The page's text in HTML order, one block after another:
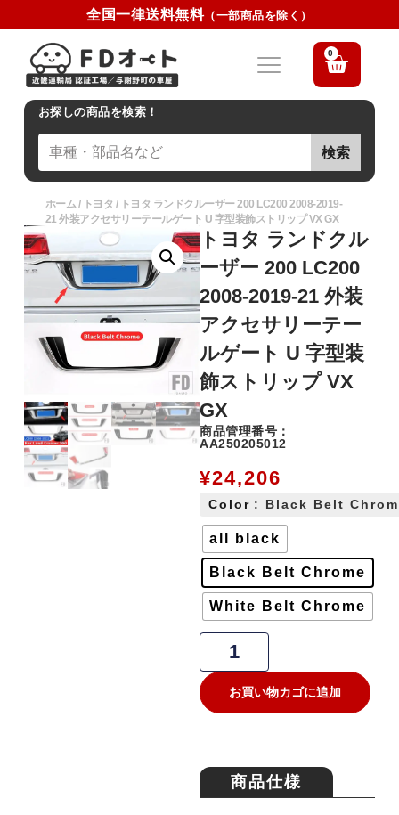
全国一律送料無料（一部商品を除く）
0
お探しの商品を検索！
検索
ホーム / トヨタ / トヨタ ランドクルーザー 200 LC200 2008-2019-
21 外装アクセサリーテールゲート U 字型装飾ストリップ VX GX
トヨタ ランドクル
ーザー 200 LC200
2008-2019-21 外装
アクセサリーテー
ルゲート U 字型装
飾ストリップ VX
GX
商品管理番号：
AA250205012
¥24,206
Color : Black Belt
all black
Black Belt Chrome
White Belt Chrome
お買い物カゴに追加
商品仕様